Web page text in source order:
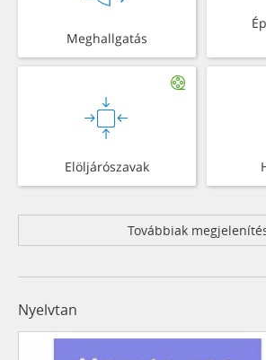
Meghallgatás
Elöljárószavak
Továbbiak
Nyelvtan